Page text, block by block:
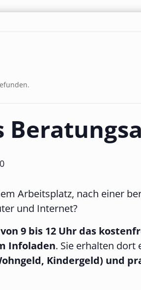
Arbeitsplatz, nach einer
und Internet?
9 bis 12 Uhr das
Infoladen. Sie erhalten dort
Kindergeld) und